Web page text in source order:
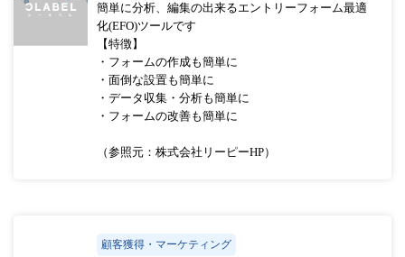
簡単に分析、編集の出来るエントリーフォーム最適
化(EFO)ツールです
【特徴】
・フォームの作成も簡単に
・面倒な設置も簡単に
・データ収集・分析も簡単に
・フォームの改善も簡単に
（参照元：株式会社リーピーHP）
顧客獲得・マーケティング